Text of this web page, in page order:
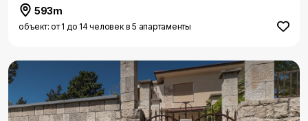
593m
объект: от 1 до 14 человек в 5 апартаменты